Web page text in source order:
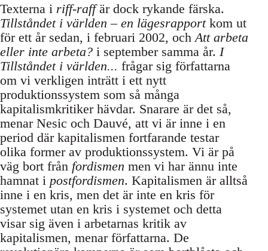
Texterna i riff-raffär dock rykande färska.
Tillståndet i världen – en lägesrapportkom ut
för ett år sedan, i februari 2002, och Att arbeta
eller inte arbeta? i september samma år. I
Tillståndet i världen... frågar sig författarna
om vi verkligen inträtt i ett nytt
produktionssystem som så många
kapitalismkritiker hävdar. Snarare är det så,
menar Nesic och Dauvé, att vi är inne i en
period där kapitalismen fortfarande testar
olika former av produktionssystem. Vi är på
väg bort från fordismen men vi har ännu inte
hamnat i postfordismen. Kapitalismen är alltså
inne i en kris, men det är inte en kris för
systemet utan en kris i systemet och detta
visar sig även i arbetarnas kritik av
kapitalismen, menar författarna. De